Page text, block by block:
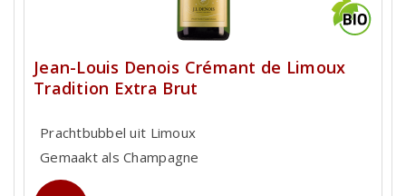
Jean-Louis Denois Crémant de Limoux
Tradition Extra Brut
Prachtbubbel uit Limoux
Gemaakt als Champagne